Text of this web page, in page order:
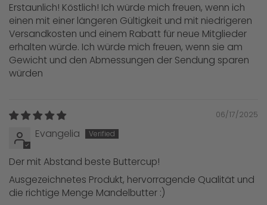
Erstaunlich! Köstlich! Ich würde mich freuen, wenn ich
einen mit einer längeren Gültigkeit und mit niedrigeren
Versandkosten und einem Rabatt für neue Mitglieder
erhalten würde. Ich würde mich freuen, wenn sie am
Gewicht und den Abmessungen der Sendung sparen
würden
06/17/2025
Evangelia
Der mit Abstand beste Buttercup!
Ausgezeichnetes Produkt, hervorragende Qualität und
die richtige Menge Mandelbutter :)